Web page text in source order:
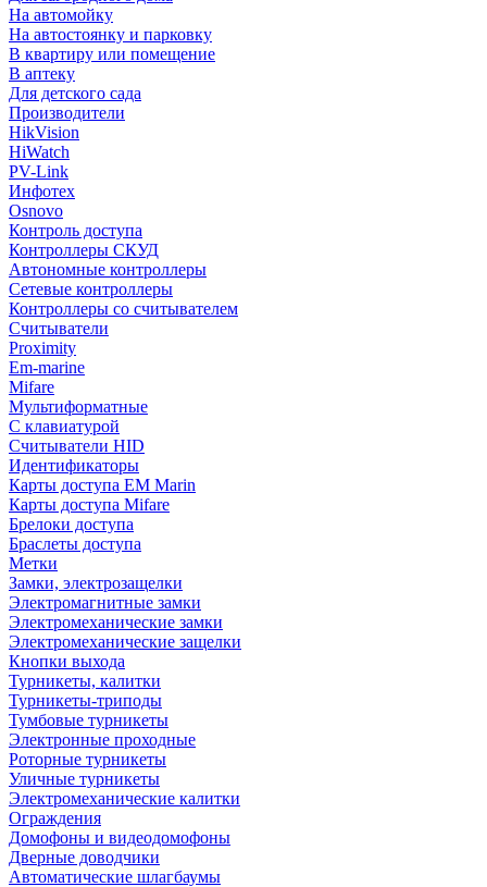
На автомойку
На автостоянку и парковку
В квартиру или помещение
В аптеку
Для детского сада
Производители
HikVision
HiWatch
PV-Link
Инфотех
Osnovo
Контроль доступа
Контроллеры СКУД
Автономные контроллеры
Сетевые контроллеры
Контроллеры со считывателем
Считыватели
Proximity
Em-marine
Mifare
Мультиформатные
С клавиатурой
Считыватели HID
Идентификаторы
Карты доступа EM Marin
Карты доступа Mifare
Брелоки доступа
Браслеты доступа
Метки
Замки, электрозащелки
Электромагнитные замки
Электромеханические замки
Электромеханические защелки
Кнопки выхода
Турникеты, калитки
Турникеты-триподы
Тумбовые турникеты
Электронные проходные
Роторные турникеты
Уличные турникеты
Электромеханические калитки
Ограждения
Домофоны и видеодомофоны
Дверные доводчики
Автоматические шлагбаумы